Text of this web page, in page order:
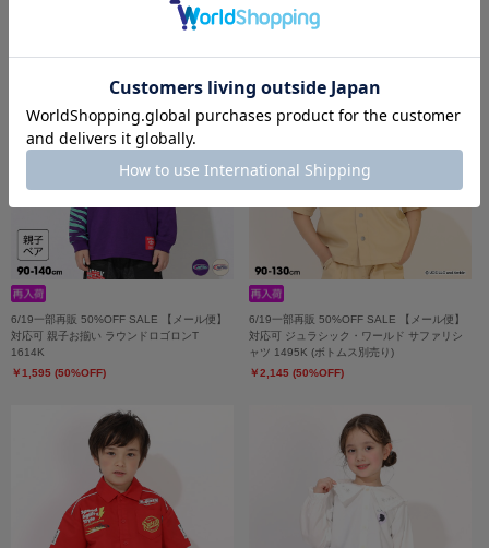
￥3,303 (30%OFF)
6/19一部再販 50%OFF SALE 【メール便】
対応可 親子お揃い ラウンドロゴロンT
1614K
￥1,595 (50%OFF)
6/19一部再販 50%OFF SALE 【メール便】
対応可 ジュラシック・ワールド サファリシ
ャツ 1495K (ボトムス別売り)
￥2,145 (50%OFF)